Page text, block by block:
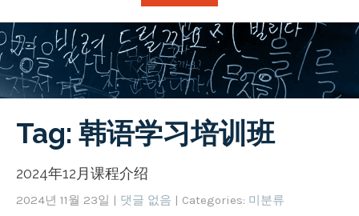
Tag: 韩语学习培训班
2024年12月课程介绍
2024년 11월 23일 | 댓글 없음 | Categories: 미분류